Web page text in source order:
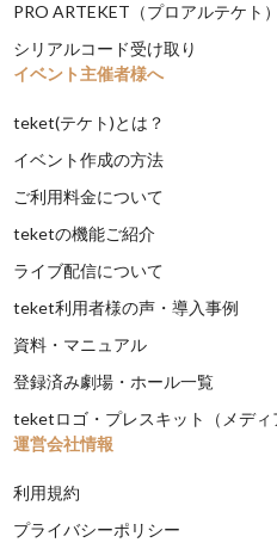
PRO ARTEKET（プロアルテケト）
シリアルコード受け取り
イベント主催者様へ
teket(テケト)とは？
イベント作成の方法
ご利用料金について
teketの機能ご紹介
ライブ配信について
teket利用者様の声・導入事例
資料・マニュアル
登録済み劇場・ホール一覧
teketロゴ・プレスキット（メディ
運営会社情報
利用規約
プライバシーポリシー